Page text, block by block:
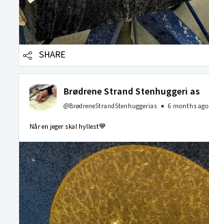
SHARE
Brødrene Strand Stenhuggeri as
@BrødreneStrandStenhuggerias 6 months ago
Når en jeger skal hyllest💙